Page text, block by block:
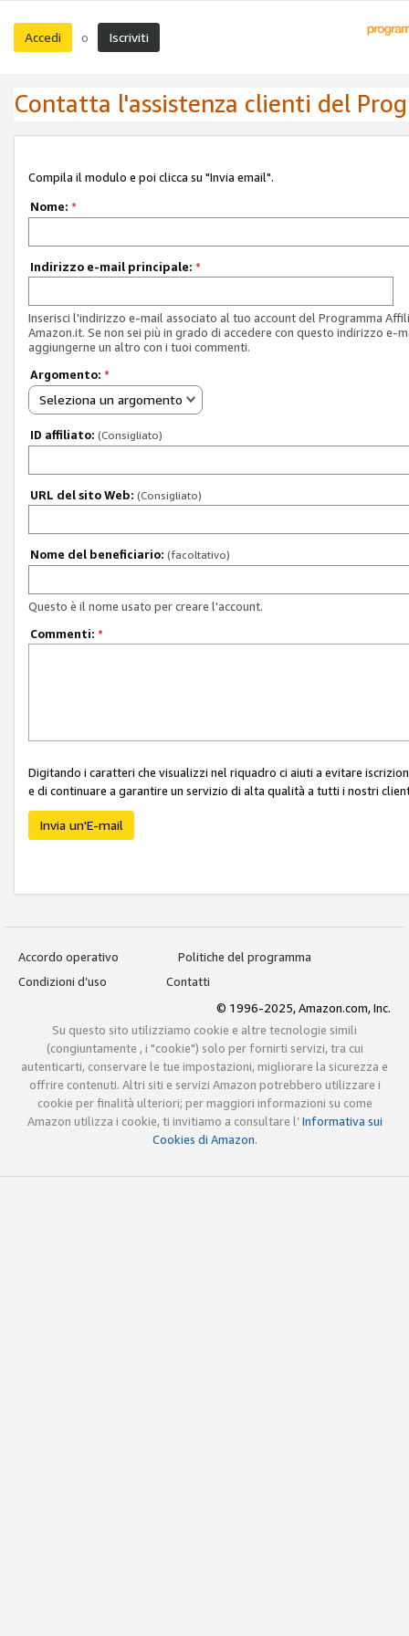
Accedi o Iscriviti
Contatta l'assistenza clienti del
Compila il modulo e poi clicca su "Invia email".
Nome: *
Indirizzo e-mail principale: *
Inserisci l'indirizzo e-mail associato al tuo account del Programma
Amazon.it. Se non sei più in grado di accedere con questo indirizzo e-
aggiungerne un altro con i tuoi commenti.
Argomento: *
Seleziona un argomento
ID affiliato: (Consigliato)
URL del sito Web: (Consigliato)
Nome del beneficiario: (facoltativo)
Questo è il nome usato per creare l'account.
Commenti: *
Digitando i caratteri che visualizzi nel riquadro ci aiuti a evitare
e di continuare a garantire un servizio di alta qualità a tutti i nostri
Invia un'E-mail
Accordo operativo
Politiche del programma
Condizioni d’uso
Contatti
© 1996-2025, Amazon.com, Inc.
Su questo sito utilizziamo cookie e altre tecnologie simili
(congiuntamente , i "cookie") solo per fornirti servizi, tra cui
autenticarti, conservare le tue impostazioni, migliorare la sicurezza e
offrire contenuti. Altri siti e servizi Amazon potrebbero utilizzare i
cookie per finalità ulteriori; per maggiori informazioni su come
Amazon utilizza i cookie, ti invitiamo a consultare l’Informativa sui
Cookies di Amazon.